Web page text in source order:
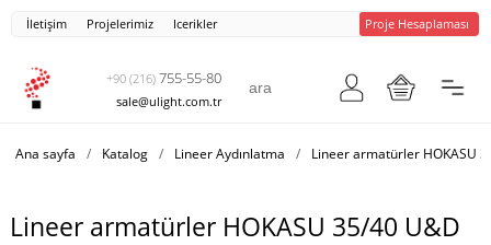
İletişim Projelerimiz Icerikler Proje Hesaplaması
+90 (216) 755-55-80
sale@ulight.com.tr
Ana sayfa / Katalog / Lineer Aydınlatma / Lineer armatürler HOKASU
Lineer armatürler HOKASU 35/40 U&D